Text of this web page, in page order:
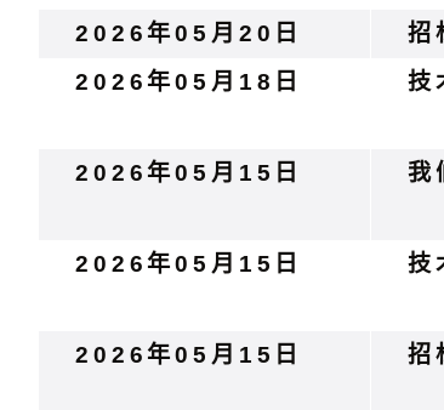
2026年05月20日
招
2026年05月18日
技
2026年05月15日
我
2026年05月15日
技
2026年05月15日
招